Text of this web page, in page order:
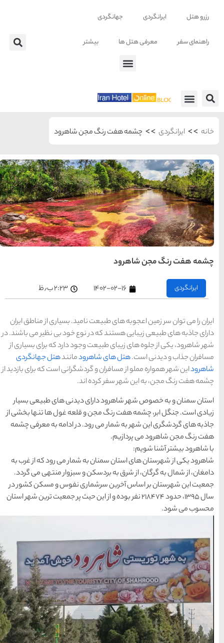
شاهرود
۲:۲۳ ب٫ظ
بسیاری از مناطق ایران
خود بی نظیر می باشند. در
دارد که برای بسیاری از
مانندهتل جهانگردی
است که برای بازدید از
دیدنی های طبیعی بسیار
قلعه غول ها تنها بخشی از
در ادامه به معرفی چشمه
شمار می رود که از غرب به
و سبزوار منتهی می گردد.
نفوس و مسکن کشور در
و از این حیث پر جمعیت ترین شهر استان
شهرهای منتخب ایران
تهران
راهنمای
سفر به
تهران
رزرو
هتل
های
تهران
کیش
هتل
شیراز
راهنمای
سفر به
شیراز
رزرو
هتل
های
راهنمای
هتل
های
قشم
راهنمای
سفر به
مشهد
راهنمای
سفر به
راهنمای
سفر به
تبریز
راهنمای
های
یزد
آداب و رسوم(184)
اخبار(266)
انواع سفر(73)
ایرانگردی(1,270)
جهانگردی(692)